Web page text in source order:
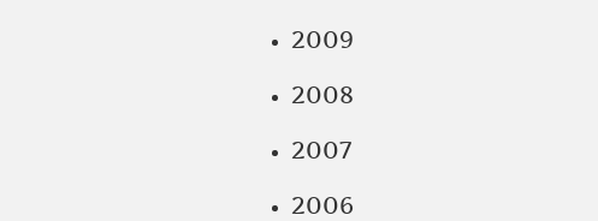
2009
2008
2007
2006